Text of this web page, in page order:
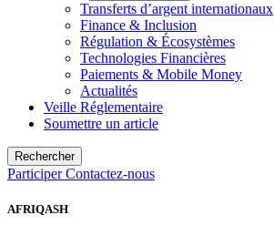
Transferts d’argent internationaux
Finance & Inclusion
Régulation & Écosystèmes
Technologies Financières
Paiements & Mobile Money
Actualités
Veille Réglementaire
Soumettre un article
Rechercher
ParticiperContactez-nous
AFRIQASH